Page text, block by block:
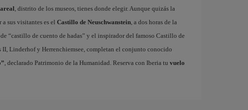
, distrito de los museos, tienes donde elegir. Aunque quizás la
sus visitantes es el Castillo de Neuschwanstein, a dos horas de la
“castillo de cuento de hadas” y el inspirador del famoso Castillo de
II, Linderhof y Herrenchiemsee, completan el conjunto conocido
, declarado Patrimonio de la Humanidad. Reserva con Iberia tu vuelo